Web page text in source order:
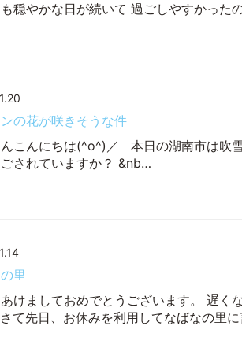
穏やかな日が続いて 過ごしやすかった
の花が咲きそうな件
こんにちは(^o^)／ 本日の湖南市は吹
されていますか？ &nb…
里
けましておめでとうございます。 遅く
て先日、お休みを利用してなばなの里